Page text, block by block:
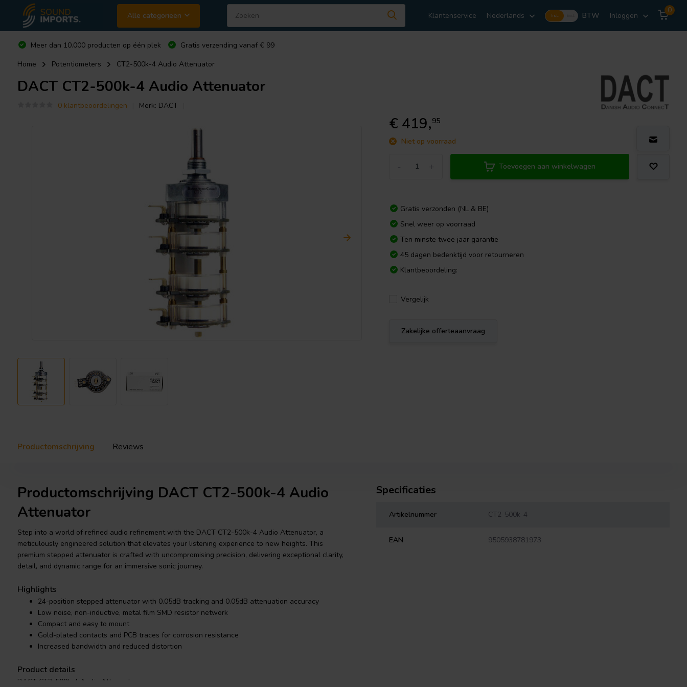
Alle categorieën Klantenservice Nederlands Incl. BTW Inloggen
0
Meer dan 10.000 producten op één plek
Gratis verzending vanaf € 99
Home
Potentiometers CT2-500k-4 Audio Attenuator
DACTCT2-500k-4 Audio Attenuator
0 klantbeoordelingen Merk: DACT
€ 419,95
Niet op voorraad
Toevoegen aan winkelwagen
Gratis verzonden (NL & BE)
Snel weer op voorraad
Ten minste twee jaar garantie
45 dagen bedenktijd voor retourneren
Klantbeoordeling:
Vergelijk
Zakelijke offerteaanvraag
Productomschrijving Reviews
Productomschrijving DACT CT2-500k-4 Audio
Attenuator
Step into a world of refined audio refinement with the DACT CT2-500k-4 Audio Attenuator, a
meticulously engineered solution that elevates your listening experience to new heights. This
premium stepped attenuator is crafted with uncompromising precision, delivering exceptional clarity,
detail, and dynamic range for an immersive sonic journey.
Highlights
24-position stepped attenuator with 0.05dB tracking and 0.05dB attenuation accuracy
Low noise, non-inductive, metal film SMD resistor network
Compact and easy to mount
Gold-plated contacts and PCB traces for corrosion resistance
Increased bandwidth and reduced distortion
Product details
DACT CT2-500k-4 Audio Attenuator
Specificaties
Artikelnummer CT2-500k-4
EAN 9505938781973